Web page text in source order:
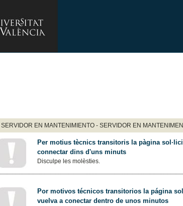
SERVIDOR EN MANTENIMIENTO - SERVIDOR EN
Per motius tècnics transitoris la pàgina
connectar dins d'uns minuts
Disculpe les molèsties.
Por motivos técnicos transitorios la página
vuelva a conectar dentro de unos minutos